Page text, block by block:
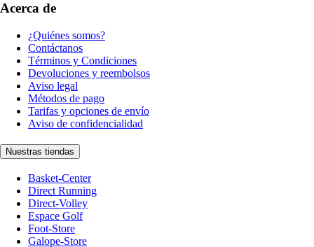
Acerca de
¿Quiénes somos?
Contáctanos
Términos y Condiciones
Devoluciones y reembolsos
Aviso legal
Métodos de pago
Tarifas y opciones de envío
Aviso de confidencialidad
Nuestras tiendas
Basket-Center
Direct Running
Direct-Volley
Espace Golf
Foot-Store
Galope-Store